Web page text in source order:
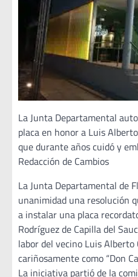
La Junta Departamental
placa en honor a Luis
que durante años cuidó y
Redacción de Cambios
La Junta Departamental de
unanimidad una resolución
a instalar una placa
Rodríguez de Capilla del
labor del vecino Luis Alberto
cariñosamente como “Don
La iniciativa partió de la